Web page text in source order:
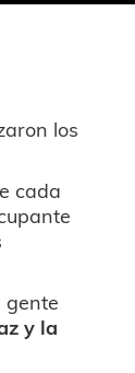
los
cada
gente
y la